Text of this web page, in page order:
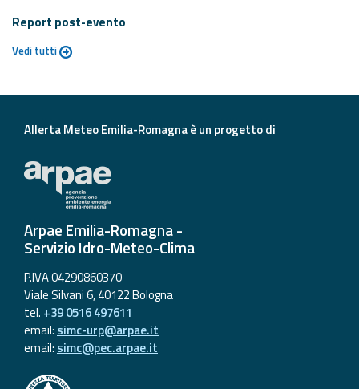
Report post-evento
Vedi tutti
Allerta Meteo Emilia-Romagna è un progetto di
Arpae Emilia-Romagna -
Servizio Idro-Meteo-Clima
P.IVA 04290860370
Viale Silvani 6, 40122 Bologna
tel. +39 0516 497611
email: simc-urp@arpae.it
email: simc@pec.arpae.it